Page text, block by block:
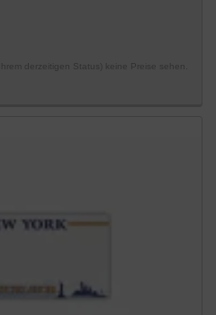
derzeitigen Status) keine Preise sehen.